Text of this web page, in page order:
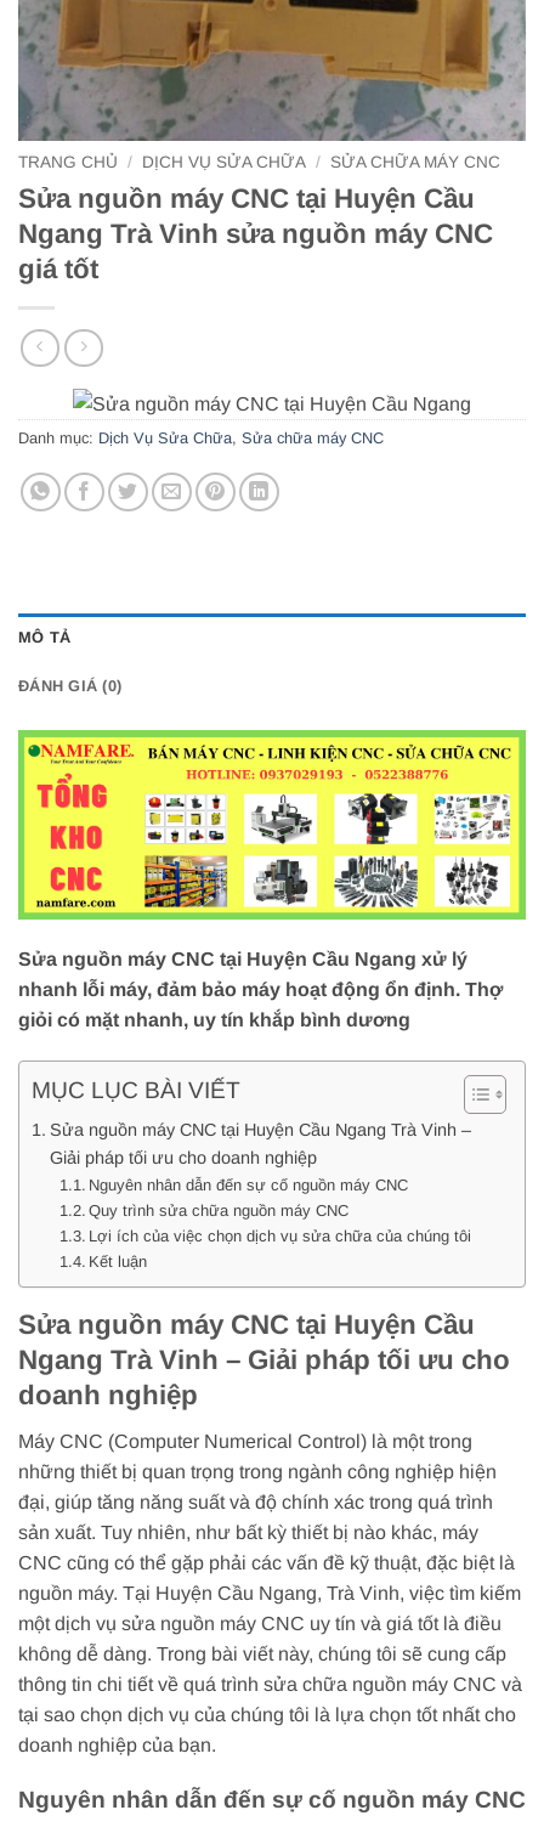
TRANG CHỦ / DỊCH VỤ SỬA CHỮA / SỬA CHỮA MÁY CNC
Sửa nguồn máy CNC tại Huyện Cầu
Ngang Trà Vinh sửa nguồn máy CNC
giá tốt
Danh mục: Dịch Vụ Sửa Chữa, Sửa chữa máy CNC
MÔ TẢ
ĐÁNH GIÁ (0)
Sửa nguồn máy CNC tại Huyện Cầu Ngang xử lý
nhanh lỗi máy, đảm bảo máy hoạt động ổn định. Thợ
giỏi có mặt nhanh, uy tín khắp bình dương
MỤC LỤC BÀI VIẾT
Sửa nguồn máy CNC tại Huyện Cầu Ngang Trà Vinh –
Giải pháp tối ưu cho doanh nghiệp
Nguyên nhân dẫn đến sự cố nguồn máy CNC
Quy trình sửa chữa nguồn máy CNC
Lợi ích của việc chọn dịch vụ sửa chữa của chúng tôi
Kết luận
Sửa nguồn máy CNC tại Huyện Cầu
Ngang Trà Vinh – Giải pháp tối ưu cho
doanh nghiệp
Máy CNC (Computer Numerical Control) là một trong
những thiết bị quan trọng trong ngành công nghiệp hiện
đại, giúp tăng năng suất và độ chính xác trong quá trình
sản xuất. Tuy nhiên, như bất kỳ thiết bị nào khác, máy
CNC cũng có thể gặp phải các vấn đề kỹ thuật, đặc biệt là
nguồn máy. Tại Huyện Cầu Ngang, Trà Vinh, việc tìm kiếm
một dịch vụ sửa nguồn máy CNC uy tín và giá tốt là điều
không dễ dàng. Trong bài viết này, chúng tôi sẽ cung cấp
thông tin chi tiết về quá trình sửa chữa nguồn máy CNC và
tại sao chọn dịch vụ của chúng tôi là lựa chọn tốt nhất cho
doanh nghiệp của bạn.
Nguyên nhân dẫn đến sự cố nguồn máy CNC